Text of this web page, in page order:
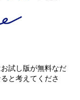
試し版が無料なだ
と考えてくださ